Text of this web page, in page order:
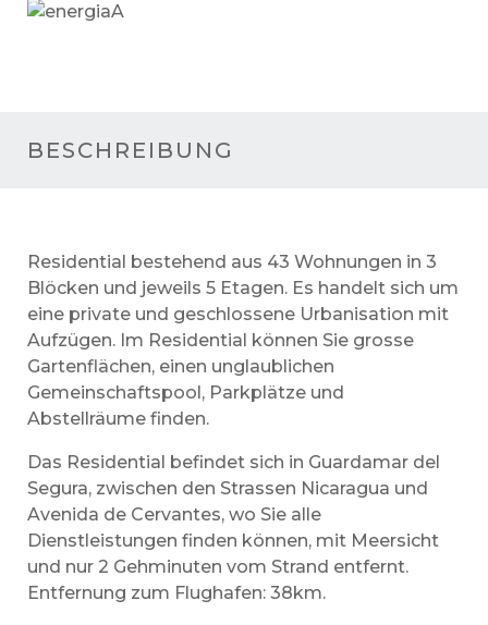
A
BESCHREIBUNG
Residential bestehend aus 43 Wohnungen in 3
Blöcken und jeweils 5 Etagen. Es handelt sich um
eine private und geschlossene Urbanisation mit
Aufzügen. Im Residential können Sie grosse
Gartenflächen, einen unglaublichen
Gemeinschaftspool, Parkplätze und
Abstellräume finden.
Das Residential befindet sich in Guardamar del
Segura, zwischen den Strassen Nicaragua und
Avenida de Cervantes, wo Sie alle
Dienstleistungen finden können, mit Meersicht
und nur 2 Gehminuten vom Strand entfernt.
Entfernung zum Flughafen: 38km.